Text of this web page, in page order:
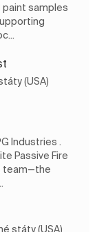
paint samples
(USA)
Industries .
Passive Fire
team—the
státy (USA)